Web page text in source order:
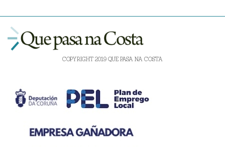
COPYRIGHT 2019 QUE PASA NA COSTA